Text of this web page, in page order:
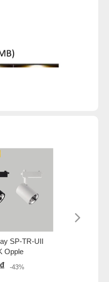
SP-TR-UII
Opple
-43%